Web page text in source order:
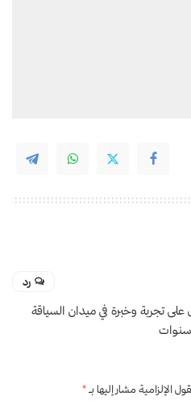
تجربة وخبرة في ميدان السياقة
رد
الإلزامية مشار إليها بـ*